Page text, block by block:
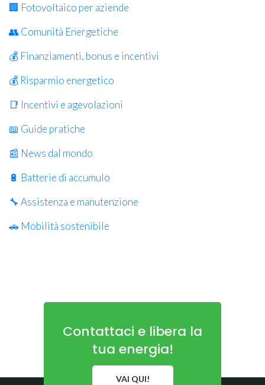
🏢 Fotovoltaico per aziende
👥 Comunità Energetiche
💰 Finanziamenti, bonus e incentivi
💰 Risparmio energetico
📑 Incentivi e agevolazioni
📖 Guide pratiche
📰 News dal mondo
🔋 Batterie di accumulo
🔧 Assistenza e manutenzione
🚗 Mobilità sostenibile
Contattaci e libera la
tua energia!
VAI QUI!